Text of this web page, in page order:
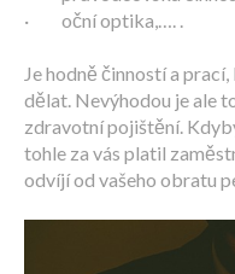
· oční optika,…. .
Je hodně činností a
dělat. Nevýhodou je ale
zdravotní pojištění.
tohle za vás platil
odvíjí od vašeho obratu